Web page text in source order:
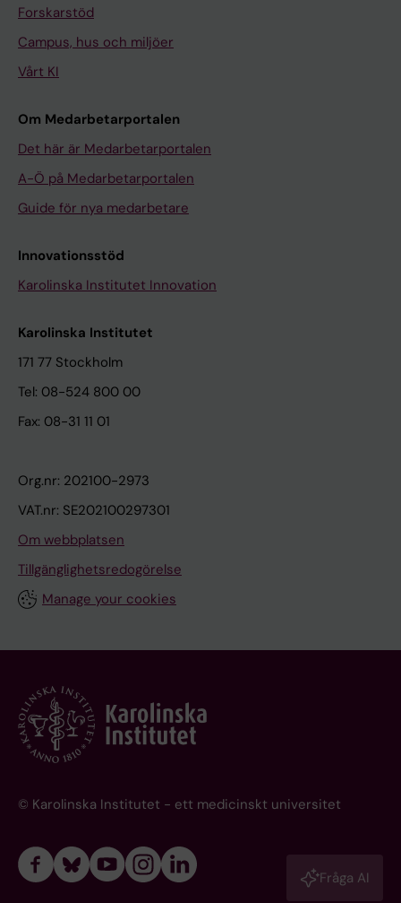
Forskarstöd
Campus, hus och miljöer
Vårt KI
Om Medarbetarportalen
Det här är Medarbetarportalen
A-Ö på Medarbetarportalen
Guide för nya medarbetare
Innovationsstöd
Karolinska Institutet Innovation
Karolinska Institutet
171 77 Stockholm
Tel: 08-524 800 00
Fax: 08-31 11 01
Org.nr: 202100-2973
VAT.nr: SE202100297301
Om webbplatsen
Tillgänglighetsredogörelse
Manage your cookies
© Karolinska Institutet - ett medicinskt universitet
Fråga AI